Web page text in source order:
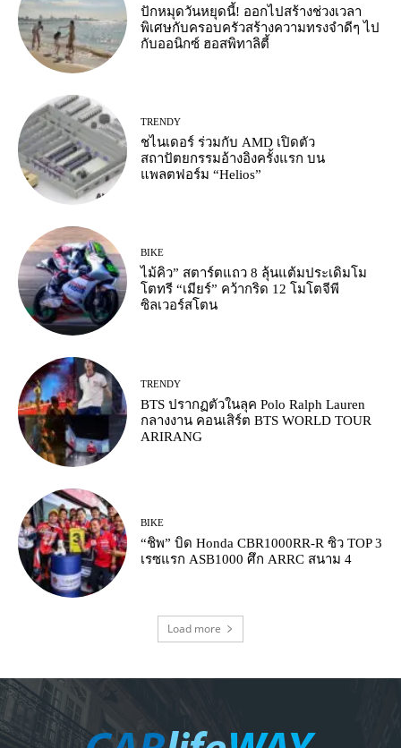
ปักหมุดวันหยุดนี้! ออกไปสร้างช่วงเวลา
พิเศษกับครอบครัวสร้างความทรงจำดีๆ ไป
กับออนิกซ์ ฮอสพิทาลิตี้
TRENDY
ชไนเดอร์ ร่วมกับ AMD เปิดตัว
สถาปัตยกรรมอ้างอิงครั้งแรก บน
แพลตฟอร์ม “Helios”
BIKE
ไม้คิว” สตาร์ตแถว 8 ลุ้นแต้มประเดิมโม
โตทรี “เมียร์” คว้ากริด 12 โมโตจีพี
ซิลเวอร์สโตน
TRENDY
BTS ปรากฏตัวในลุค Polo Ralph Lauren
กลางงาน คอนเสิร์ต BTS WORLD TOUR
ARIRANG
BIKE
“ชิพ” บิด Honda CBR1000RR-R ซิว TOP 3
เรซแรก ASB1000 ศึก ARRC สนาม 4
Load more